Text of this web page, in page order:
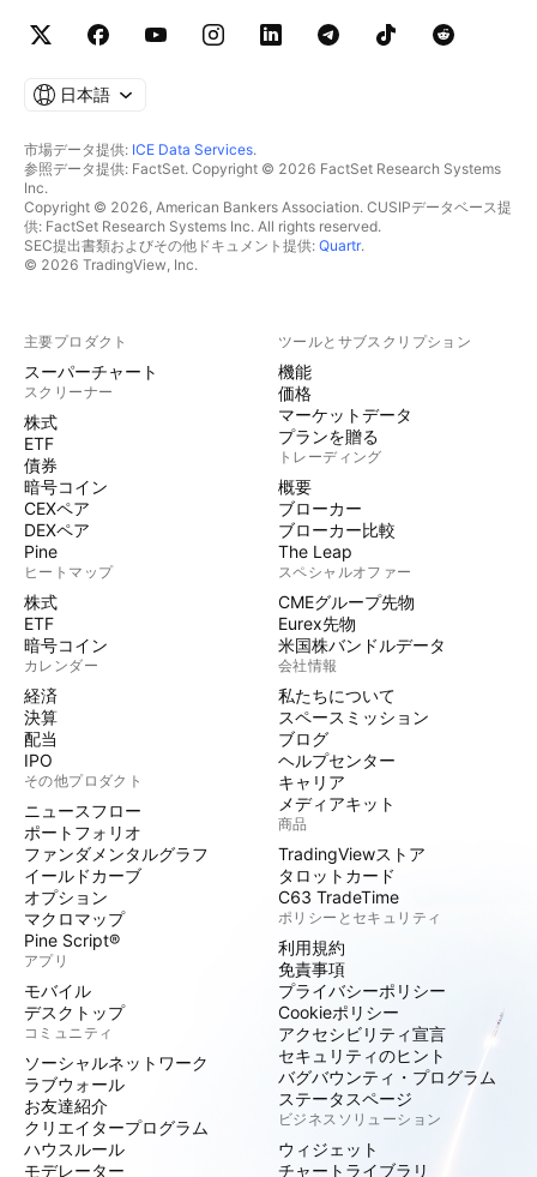
日本語
市場データ提供: ICE Data Services.
参照データ提供: FactSet. Copyright © 2026 FactSet Research Systems
Inc.
Copyright © 2026, American Bankers Association. CUSIPデータベース提
供: FactSet Research Systems Inc. All rights reserved.
SEC提出書類およびその他ドキュメント提供: Quartr.
© 2026 TradingView, Inc.
主要プロダクト
スーパーチャート
スクリーナー
株式
ETF
債券
暗号コイン
CEXペア
DEXペア
Pine
ヒートマップ
株式
ETF
暗号コイン
カレンダー
経済
決算
配当
IPO
その他プロダクト
ニュースフロー
ポートフォリオ
ファンダメンタルグラフ
イールドカーブ
オプション
マクロマップ
Pine Script®
アプリ
モバイル
デスクトップ
コミュニティ
ソーシャルネットワーク
ラブウォール
お友達紹介
クリエイタープログラム
ハウスルール
モデレーター
ツールとサブスクリプション
機能
価格
マーケットデータ
プランを贈る
トレーディング
概要
ブローカー
ブローカー比較
The Leap
スペシャルオファー
CMEグループ先物
Eurex先物
米国株バンドルデータ
会社情報
私たちについて
スペースミッション
ブログ
ヘルプセンター
キャリア
メディアキット
商品
TradingViewストア
タロットカード
C63 TradeTime
ポリシーとセキュリティ
利用規約
免責事項
プライバシーポリシー
Cookieポリシー
アクセシビリティ宣言
セキュリティのヒント
バグバウンティ・プログラム
ステータスページ
ビジネスソリューション
ウィジェット
チャートライブラリ